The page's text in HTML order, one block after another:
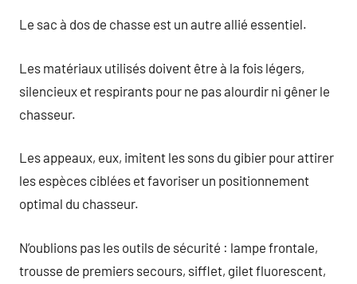
Le sac à dos de chasse est un autre allié essentiel.
Les matériaux utilisés doivent être à la fois légers,
silencieux et respirants pour ne pas alourdir ni gêner le
chasseur.
Les appeaux, eux, imitent les sons du gibier pour attirer
les espèces ciblées et favoriser un positionnement
optimal du chasseur.
N’oublions pas les outils de sécurité : lampe frontale,
trousse de premiers secours, sifflet, gilet fluorescent,